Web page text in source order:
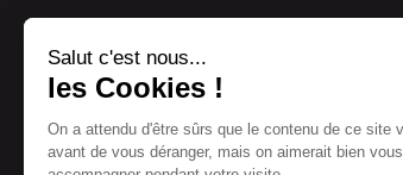
NOS PRODUITS
Notre collection
Accessoires